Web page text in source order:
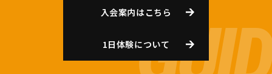
入会案内はこちら
1日体験について